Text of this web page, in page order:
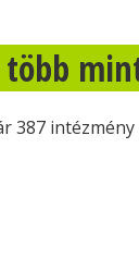
387